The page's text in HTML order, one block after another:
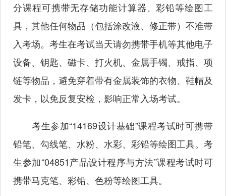
分课程可携带无存储功能计算器、彩铅等绘图工
具，其他任何物品（包括涂改液、修正带）不准带
入考场。考生在考试当天请勿携带手机等其他电子
设备、钥匙、磁卡、打火机、金属手镯、戒指、项
链等物品，避免穿着带有金属装饰的衣物、鞋帽及
发卡，以免反复安检，影响正常入场考试。
考生参加“14169设计基础”课程考试时可携带
铅笔、勾线笔、水粉、水彩、彩铅等绘图工具。考
生参加“04851产品设计程序与方法”课程考试时可
携带马克笔、彩铅、色粉等绘图工具。